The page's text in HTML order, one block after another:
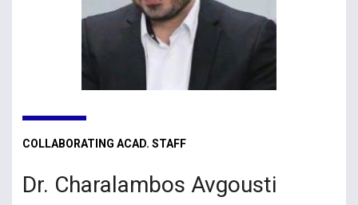
COLLABORATING ACAD. STAFF
Dr. Charalambos Avgousti